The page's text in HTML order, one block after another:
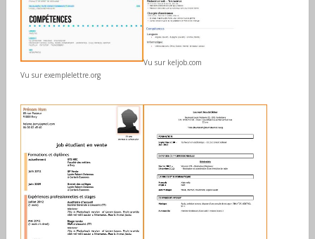
Vu sur exemplelettre.org
Vu sur keljob.com